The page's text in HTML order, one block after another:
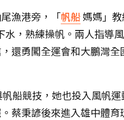
漁港旁，「帆船媽媽」
，熟練操帆。兩人指導
還勇闖全運會和大鵬灣
船競技，她也投入風帆
蔡秉諺後來進入雄中體